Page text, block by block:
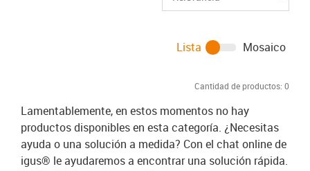
Cantidad de productos: 0
Lista Mosaico
Lamentablemente, en estos momentos no hay
productos disponibles en esta categoría. ¿Necesitas
ayuda o una solución a medida? Con el chat online de
igus® le ayudaremos a encontrar una solución rápida.